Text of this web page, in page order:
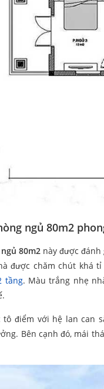
ngủ 80m2
80m2này được đánh
được chăm chút khá
tầng. Màu trắng nhẹ
tô điểm với hệ lan
Bên cạnh đó, mái